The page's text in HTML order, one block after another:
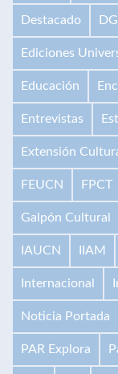
Destacado
Ediciones
Educación
Entrevistas
Extensión
FEUCN FPCT
Galpón Cultural
IAUCN IIAM
Internacional
Noticia Portada
PAR Explora